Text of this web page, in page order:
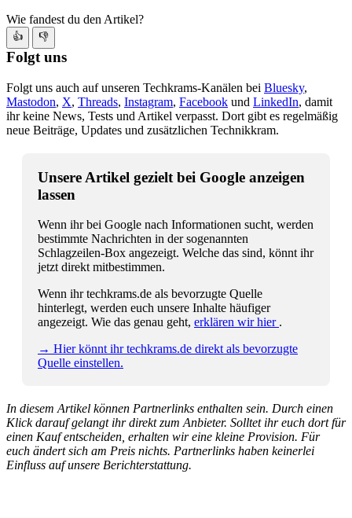
Wie fandest du den Artikel?
👍 👎
Folgt uns
Folgt uns auch auf unseren Techkrams-Kanälen bei Bluesky,
Mastodon, X, Threads, Instagram, Facebook und LinkedIn, damit
ihr keine News, Tests und Artikel verpasst. Dort gibt es regelmäßig
neue Beiträge, Updates und zusätzlichen Technikkram.
Unsere Artikel gezielt bei Google anzeigen
lassen
Wenn ihr bei Google nach Informationen sucht, werden
bestimmte Nachrichten in der sogenannten
Schlagzeilen-Box angezeigt. Welche das sind, könnt ihr
jetzt direkt mitbestimmen.
Wenn ihr techkrams.de als bevorzugte Quelle
hinterlegt, werden euch unsere Inhalte häufiger
angezeigt. Wie das genau geht, erklären wir hier .
→ Hier könnt ihr techkrams.de direkt als bevorzugte
Quelle einstellen.
In diesem Artikel können Partnerlinks enthalten sein. Durch einen
Klick darauf gelangt ihr direkt zum Anbieter. Solltet ihr euch dort für
einen Kauf entscheiden, erhalten wir eine kleine Provision. Für
euch ändert sich am Preis nichts. Partnerlinks haben keinerlei
Einfluss auf unsere Berichterstattung.